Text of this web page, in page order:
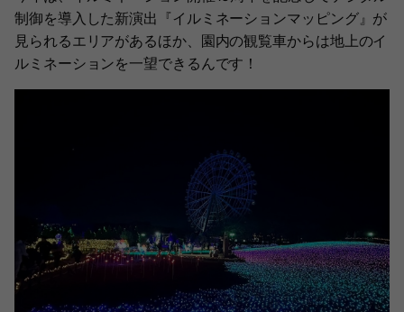
制御を導入した新演出『イルミネーションマッピング』が
見られるエリアがあるほか、園内の観覧車からは地上のイ
ルミネーションを一望できるんです！